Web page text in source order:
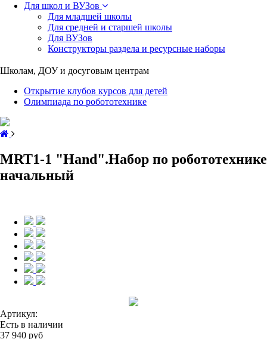
Для школ и ВУЗов
Для младшей школы
Для средней и старшей школы
Для ВУЗов
Конструкторы раздела и ресурсные наборы
Школам, ДОУ и досуговым центрам
Открытие клубов курсов для детей
Олимпиада по робототехнике
MRT1-1 "Hand".Набор по робототехнике
начальный
Артикул:
Есть в наличии
37 940 руб